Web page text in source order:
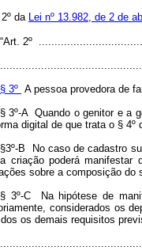
da Lei nº 13.982, de 2 de
“Art. 2º
§ 3º A pessoa provedora de
§ 3º-A Quando o genitor e a
digital de que trata o § 4º
§3º-B No caso de cadastro
criação poderá manifestar
sobre a composição do
§ 3º-C Na hipótese de
considerados os
os demais requisitos